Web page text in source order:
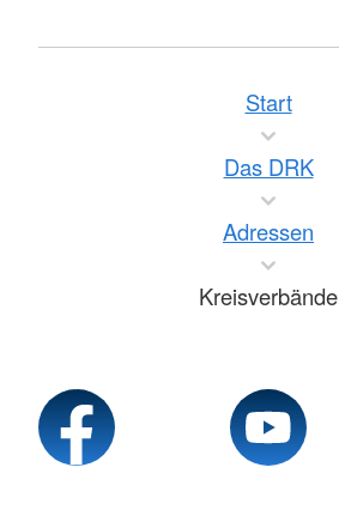
Start
Das DRK
Adressen
Kreisverbände